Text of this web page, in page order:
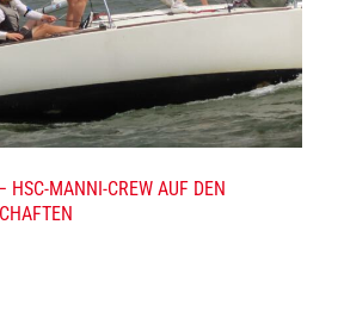
HSC-MANNI-CREW AUF DEN